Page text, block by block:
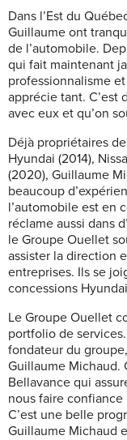
Dans l’Est du
Guillaume ont
de l’automobile.
qui fait maintenant
professionnalisme
apprécie tant. C’est
avec eux et qu’on
Déjà propriétaires
Hyundai (2014),
(2020), Guillaume
beaucoup
l’automobile est en
réclame aussi dans
le Groupe Ouellet
assister la direction
entreprises. Ils se
concessions
Le Groupe Ouellet
portfolio de
fondateur du
Guillaume Michaud.
Bellavance qui
nous faire confiance
C’est une belle
Guillaume Michaud